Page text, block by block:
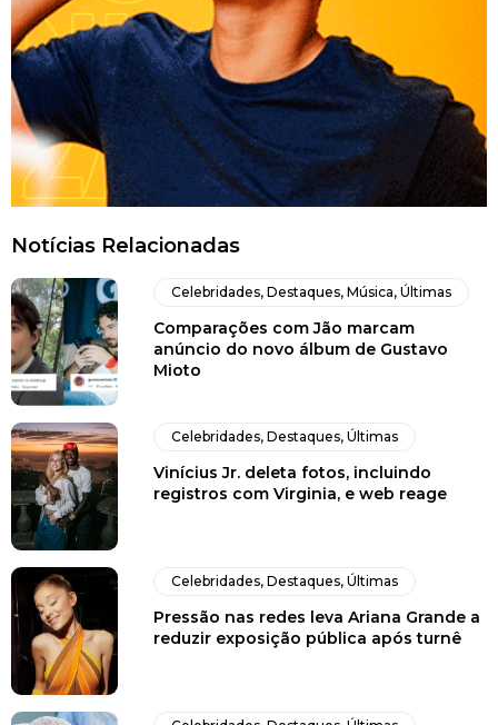
Notícias Relacionadas
Celebridades,Destaques,Música,Últimas
Comparações com Jão marcam
anúncio do novo álbum de Gustavo
Mioto
Celebridades,Destaques,Últimas
Vinícius Jr. deleta fotos, incluindo
registros com Virginia, e web reage
Celebridades,Destaques,Últimas
Pressão nas redes leva Ariana Grande a
reduzir exposição pública após turnê